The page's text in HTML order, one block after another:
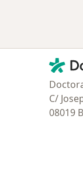
C/
08019